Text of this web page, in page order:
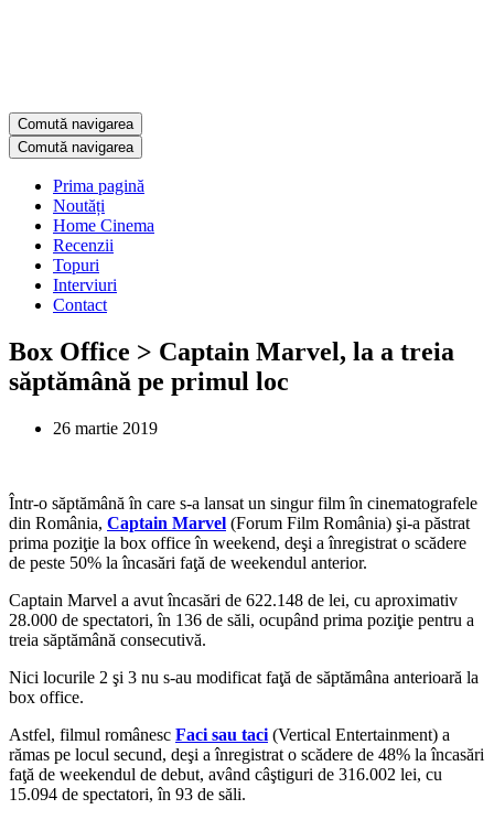
Comută navigarea
Comută navigarea
Prima pagină
Noutăți
Home Cinema
Recenzii
Topuri
Interviuri
Contact
Box Office > Captain Marvel, la a treia
săptămână pe primul loc
26 martie 2019
Într-o săptămână în care s-a lansat un singur film în cinematografele
din România, Captain Marvel (Forum Film România) şi-a păstrat
prima poziţie la box office în weekend, deşi a înregistrat o scădere
de peste 50% la încasări faţă de weekendul anterior.
Captain Marvel a avut încasări de 622.148 de lei, cu aproximativ
28.000 de spectatori, în 136 de săli, ocupând prima poziţie pentru a
treia săptămână consecutivă.
Nici locurile 2 şi 3 nu s-au modificat faţă de săptămâna anterioară la
box office.
Astfel, filmul românesc Faci sau taci (Vertical Entertainment) a
rămas pe locul secund, deşi a înregistrat o scădere de 48% la încasări
faţă de weekendul de debut, având câştiguri de 316.002 lei, cu
15.094 de spectatori, în 93 de săli.